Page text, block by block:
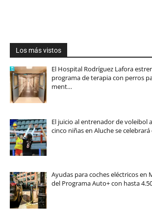
Los más vistos
El Hospital Rodríguez Lafora
programa de terapia con perros
ment…
El juicio al entrenador de voleibol
cinco niñas en Aluche se
Ayudas para coches eléctricos en
del Programa Auto+ con hasta